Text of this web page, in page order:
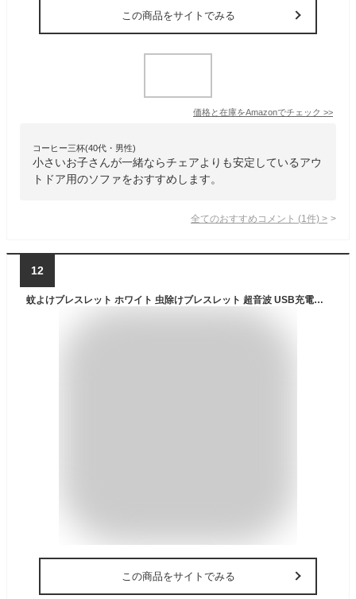
この商品をサイトでみる
価格と在庫をAmazonでチェック >>
コーヒー三杯(40代・男性)
小さいお子さんが一緒ならチェアよりも安定しているアウ
トドア用のソファをおすすめします。
全てのおすすめコメント (1 件) >
12
蚊よけブレスレット ホワイト 虫除けブレスレット 超音波 USB充電式 静音 防水 蚊除けリング 虫除けリング 子供 大人 虫対策 (管理S) 送料無料 【SK19484】
この商品をサイトでみる